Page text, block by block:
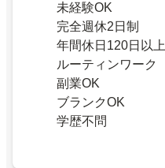
未経験OK
完全週休2日制
年間休日120日以上
ルーティンワーク
副業OK
ブランクOK
学歴不問